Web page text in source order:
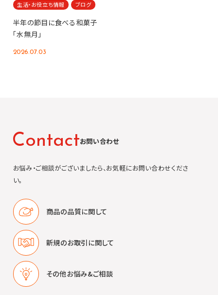
生活・お役立ち情報 ブログ
半年の節目に食べる和菓子
「水無月」
2026.07.03
Contactお問い合わせ
お悩み・ご相談がございましたら、お気軽にお問い合わせくださ
い。
商品の品質に関して
新規のお取引に関して
その他お悩み&ご相談